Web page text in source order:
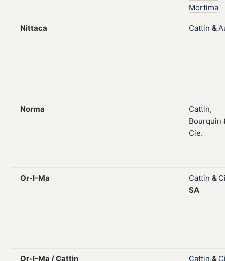
Mortima
Nittaca Cattin &
Norma
Cattin,
Bourquin
Cie.
Or-I-Ma Cattin &
SA
Or-I-Ma / Cattin
Cattin &